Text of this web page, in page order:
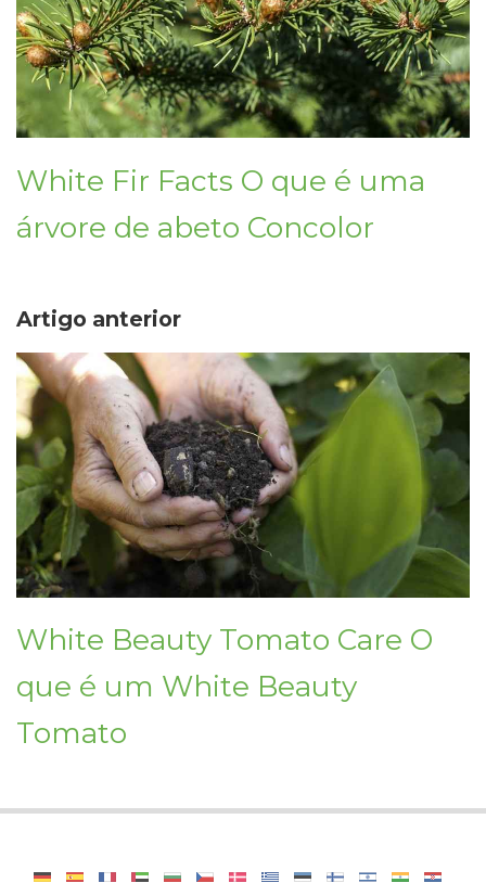
White Fir Facts O que é uma
árvore de abeto Concolor
Artigo anterior
White Beauty Tomato Care O
que é um White Beauty
Tomato